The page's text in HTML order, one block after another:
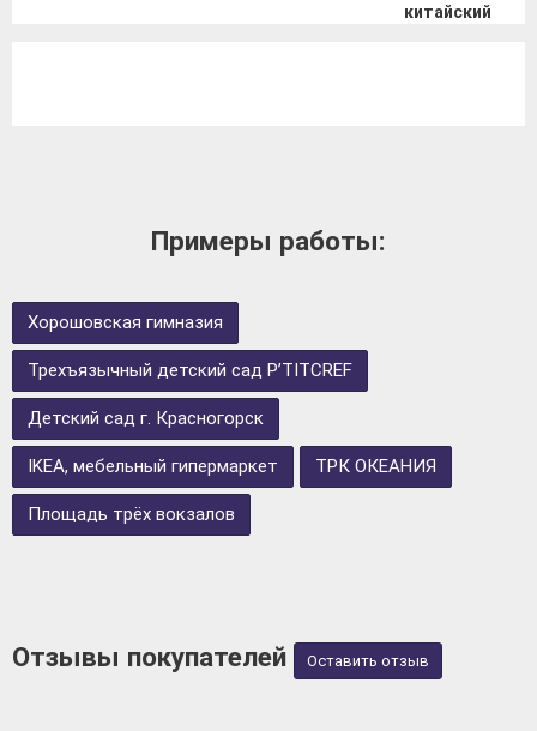
китайский
Примеры работы:
Хорошовская гимназия
Трехъязычный детский сад P’TITCREF
Детский сад г. Красногорск
IKEA, мебельный гипермаркет ТРК ОКЕАНИЯ
Площадь трёх вокзалов
Отзывы покупателей Оставить отзыв